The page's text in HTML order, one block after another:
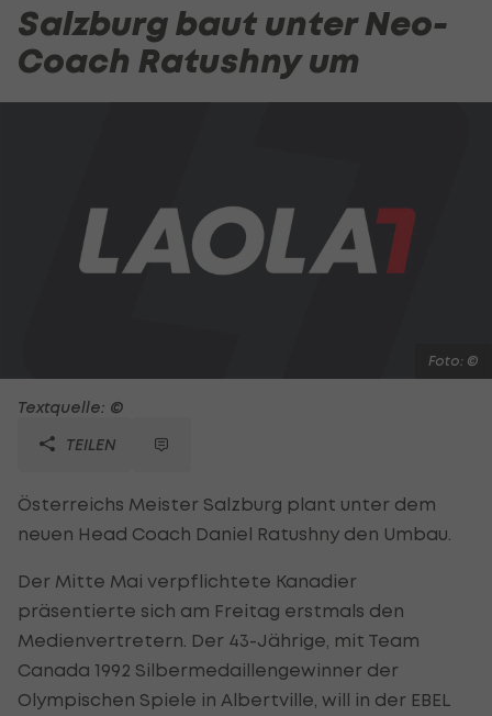
Salzburg baut unter Neo-
Coach Ratushny um
Foto: ©
Textquelle: ©
TEILEN
Österreichs Meister Salzburg plant unter dem
neuen Head Coach Daniel Ratushny den Umbau.
Der Mitte Mai verpflichtete Kanadier
präsentierte sich am Freitag erstmals den
Medienvertretern. Der 43-Jährige, mit Team
Canada 1992 Silbermedaillengewinner der
Olympischen Spiele in Albertville, will in der EBEL